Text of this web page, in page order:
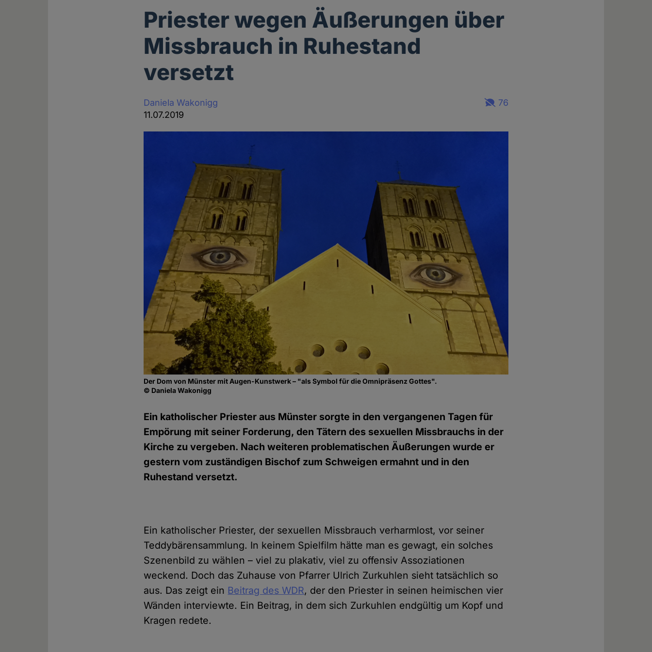
Priester wegen Äußerungen über
Missbrauch in Ruhestand
versetzt
Daniela Wakonigg
11.07.2019
76
Der Dom von Münster mit Augen-Kunstwerk – "als Symbol für die Omnipräsenz Gottes".
© Daniela Wakonigg
Ein katholischer Priester aus Münster sorgte in den vergangenen Tagen für
Empörung mit seiner Forderung, den Tätern des sexuellen Missbrauchs in der
Kirche zu vergeben. Nach weiteren problematischen Äußerungen wurde er
gestern vom zuständigen Bischof zum Schweigen ermahnt und in den
Ruhestand versetzt.
Ein katholischer Priester, der sexuellen Missbrauch verharmlost, vor seiner
Teddybärensammlung. In keinem Spielfilm hätte man es gewagt, ein solches
Szenenbild zu wählen – viel zu plakativ, viel zu offensiv Assoziationen
weckend. Doch das Zuhause von Pfarrer Ulrich Zurkuhlen sieht tatsächlich so
aus. Das zeigt ein Beitrag des WDR, der den Priester in seinen heimischen vier
Wänden interviewte. Ein Beitrag, in dem sich Zurkuhlen endgültig um Kopf und
Kragen redete.